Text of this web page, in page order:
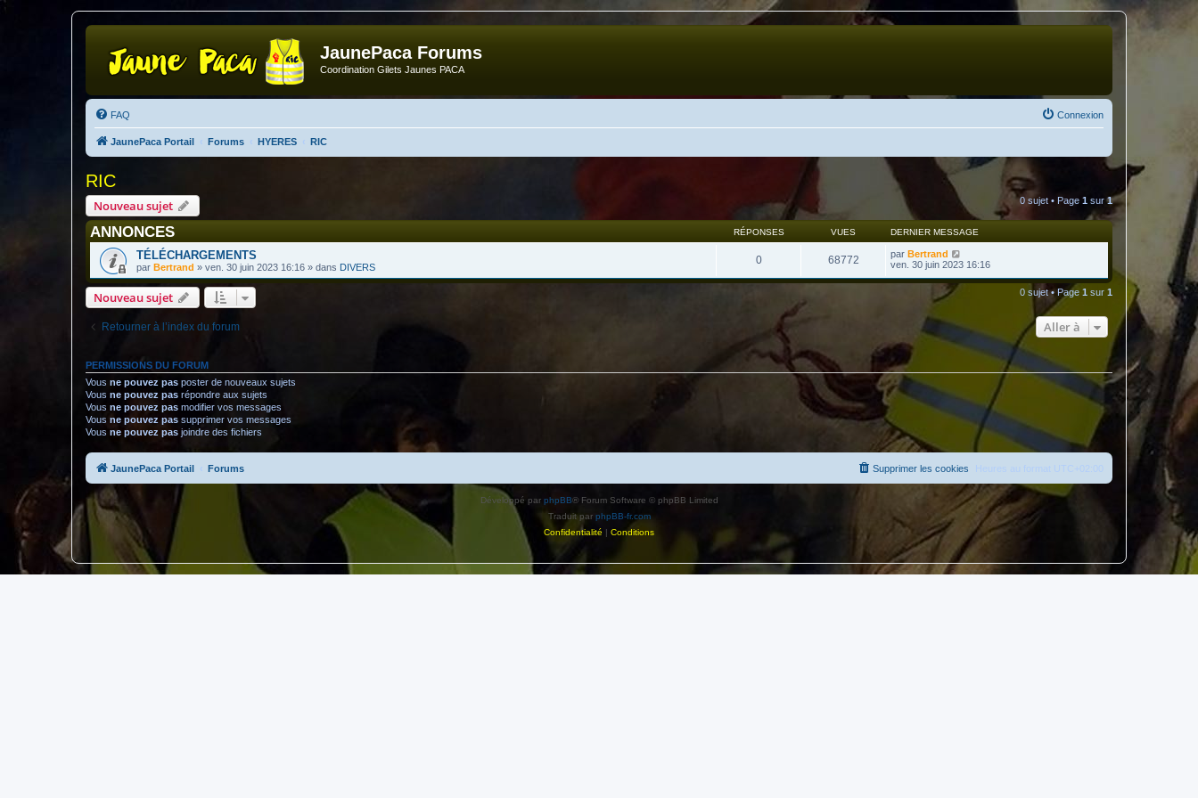
JaunePaca Forums
Coordination Gilets Jaunes PACA
FAQ Connexion
JaunePaca Portail Forums HYERES RIC
RIC
Nouveau sujet 0 sujet • Page 1 sur1
ANNONCES RÉPONSES VUES DERNIER MESSAGE
TÉLÉCHARGEMENTS
par Bertrand » ven. 30 juin 2023 16:16 » dans DIVERS
0 68772 par Bertrand
ven. 30 juin 2023 16:16
Nouveau sujet 0 sujet • Page 1 sur 1
Retourner à l’index du forum Aller à
PERMISSIONS DU FORUM
Vous ne pouvez pas poster de nouveaux sujets
Vous ne pouvez pas répondre aux sujets
Vous ne pouvez pas modifier vos messages
Vous ne pouvez pas supprimer vos messages
Vous ne pouvez pas joindre des fichiers
JaunePaca Portail Forums Heures au format UTC+02:00
Supprimer les cookies
Développé par phpBB® Forum Software © phpBB Limited
Traduit par phpBB-fr.com
Confidentialité | Conditions